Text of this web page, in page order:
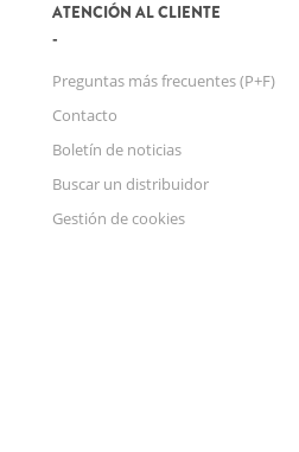
ATENCIÓN AL CLIENTE
Preguntas más frecuentes (P+F)
Contacto
Boletín de noticias
Buscar un distribuidor
Gestión de cookies